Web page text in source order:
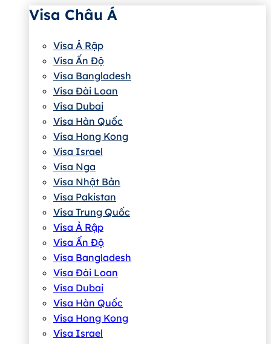
Visa Châu Á
Visa Ả Rập
Visa Ấn Độ
Visa Bangladesh
Visa Đài Loan
Visa Dubai
Visa Hàn Quốc
Visa Hong Kong
Visa Israel
Visa Nga
Visa Nhật Bản
Visa Pakistan
Visa Trung Quốc
Visa Ả Rập
Visa Ấn Độ
Visa Bangladesh
Visa Đài Loan
Visa Dubai
Visa Hàn Quốc
Visa Hong Kong
Visa Israel